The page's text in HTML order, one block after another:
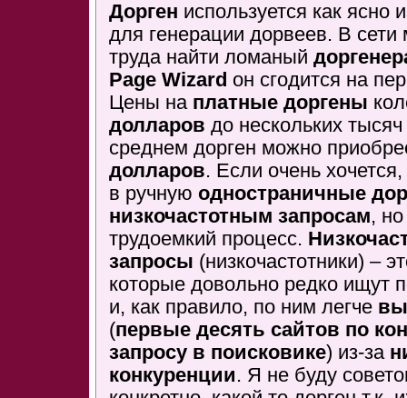
Дорген используется как ясно
для генерации дорвеев. В сети
труда найти ломаный
Page Wizard он сгодится на
Цены на платные доргены
долларов до нескольких
среднем дорген можно
долларов. Если очень
в ручную одностраничные
низкочастотным запросам,
трудоемкий процесс.
запросы (низкочастотники) –
которые довольно редко ищут
и, как правило, по ним легче
(первые десять сайтов по
запросу в поисковике) из-за
конкуренции. Я не буду